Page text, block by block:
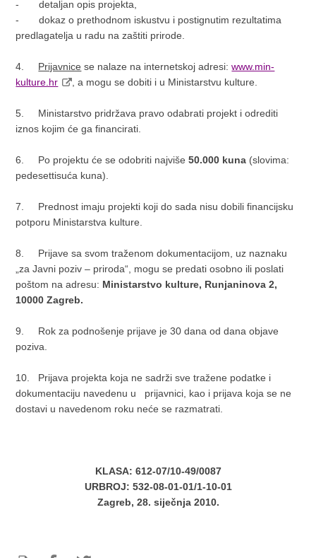
-
detaljan opis projekta,
-
dokaz o prethodnom iskustvu i postignutim rezultatima
predlagatelja u radu na zaštiti prirode.
4. Prijavnice se nalaze na internetskoj adresi:www.min-
kulture.hr
, a mogu se dobiti i u Ministarstvu kulture.
5.
Ministarstvo pridržava pravo odabrati projekt i odrediti
iznos kojim će ga financirati.
6. Po projektu će se odobriti najviše50.000 kuna (slovima:
pedesettisuća kuna).
7.
Prednost imaju projekti koji do sada nisu dobili financijsku
potporu Ministarstva kulture.
8.
Prijave sa svom traženom dokumentacijom, uz naznaku
„za Javni poziv – priroda“, mogu se predati osobno ili poslati
poštom na adresu: Ministarstvo kulture, Runjaninova 2,
10000 Zagreb.
9.
Rok za podnošenje prijave je 30 dana od dana objave
poziva.
10.
Prijava projekta koja ne sadrži sve tražene podatke i
dokumentaciju navedenu u
prijavnici, kao i prijava koja se ne
dostavi u navedenom roku neće se razmatrati.
KLASA: 612-07/10-49/0087
URBROJ: 532-08-01-01/1-10-01
Zagreb, 28. siječnja 2010.